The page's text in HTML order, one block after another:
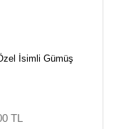
İsimli Gümüş
TL